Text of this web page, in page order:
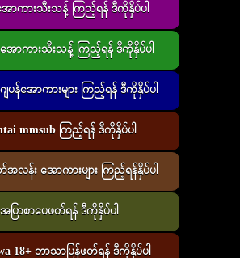
အောကားသီးသန့် ကြည့်ရန် ဒီကိုနှိပ်ပါ
းအောကားသီးသန့် ကြည့်ရန် ဒီကိုနှိပ်ပါ
ျပန်အောကားများ ကြည့်ရန် ဒီကိုနှိပ်ပါ
mmsub ကြည့်ရန် ဒီကိုနှိပ်ပါ
အလန်း အောကားများ ကြည့်ရန်နှိပ်ပါ
အပြာစာပေဖတ်ရန် ဒီကိုနှိပ်ပါ
18+ ဘာသာပြန်ဖတ်ရန် ဒီကိုနှိပ်ပါ